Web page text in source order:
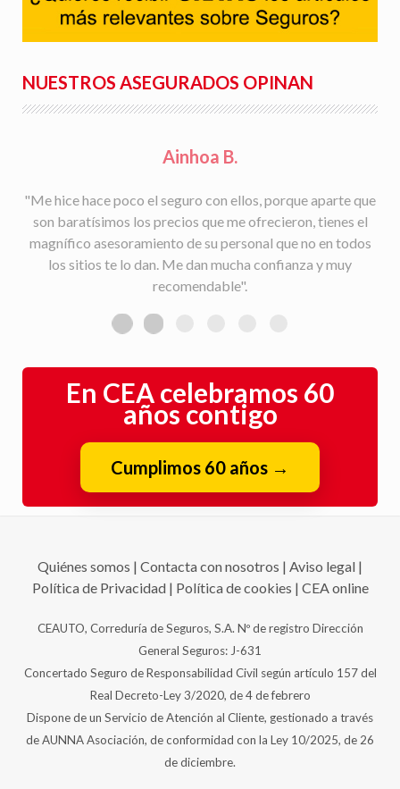
NUESTROS ASEGURADOS OPINAN
Rafael S.
"Facilidad para la tramitación de siniestros, seguimiento
del parte a la aseguradora, y rapidez en la gestión con la
peritación y demás trámites".
En CEA celebramos 60
años contigo
Política de Privacidad|Política de cookies|CEA online
General Seguros: J-631
Concertado Seguro de Responsabilidad Civil según artículo 157 del
Real Decreto-Ley 3/2020, de 4 de febrero
Dispone de un Servicio de Atención al Cliente, gestionado a través
de AUNNA Asociación, de conformidad con la Ley 10/2025, de 26
de diciembre.